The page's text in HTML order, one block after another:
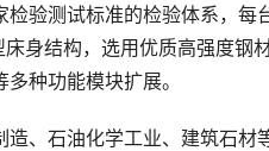
验测试标准的检验体系，每
身结构，选用优质高强度钢
种功能模块扩展。
石油化学工业、建筑石材